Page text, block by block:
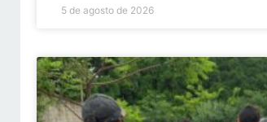
5 de agosto de 2026